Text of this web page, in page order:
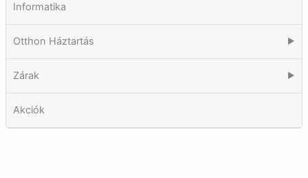
Informatika
Otthon Háztartás ▶
Zárak ▶
Akciók